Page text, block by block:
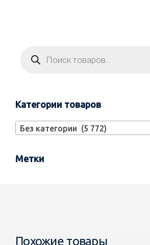
Категории товаров
Без категории (5 772)
Метки
Похожие товары